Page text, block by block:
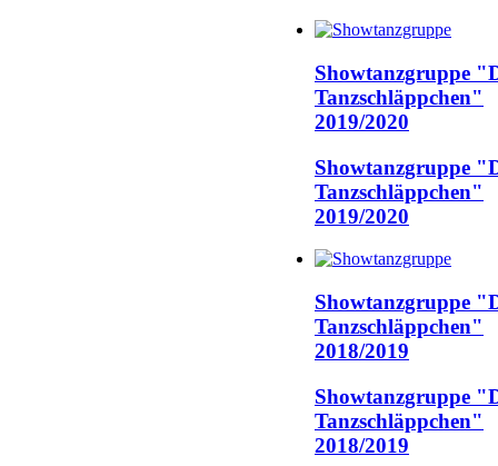
Showtanzgruppe
Tanzschläppchen"
2019/2020
Showtanzgruppe
Tanzschläppchen"
2019/2020
Showtanzgruppe
Tanzschläppchen"
2018/2019
Showtanzgruppe
Tanzschläppchen"
2018/2019